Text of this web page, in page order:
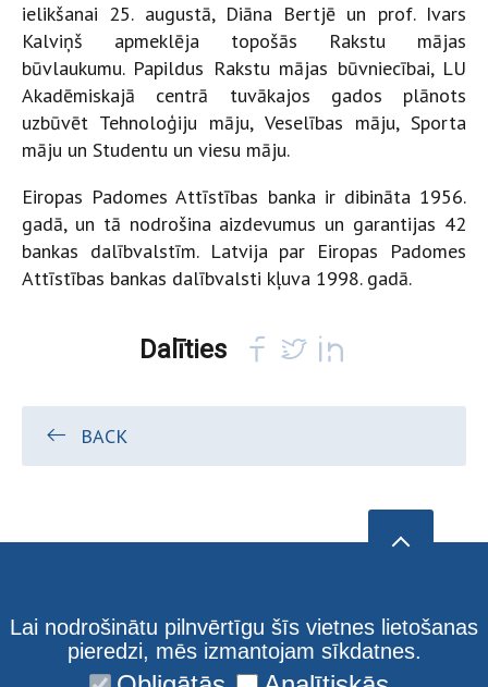
ielikšanai 25. augustā, Diāna Bertjē un prof. Ivars
Kalviņš apmeklēja topošās Rakstu mājas
būvlaukumu. Papildus Rakstu mājas būvniecībai, LU
Akadēmiskajā centrā tuvākajos gados plānots
uzbūvēt Tehnoloģiju māju, Veselības māju, Sporta
māju un Studentu un viesu māju.
Eiropas Padomes Attīstības banka ir dibināta 1956.
gadā, un tā nodrošina aizdevumus un garantijas 42
bankas dalībvalstīm. Latvija par Eiropas Padomes
Attīstības bankas dalībvalsti kļuva 1998. gadā.
Dalīties
BACK
Lai nodrošinātu pilnvērtīgu šīs vietnes lietošanas
pieredzi, mēs izmantojam sīkdatnes.